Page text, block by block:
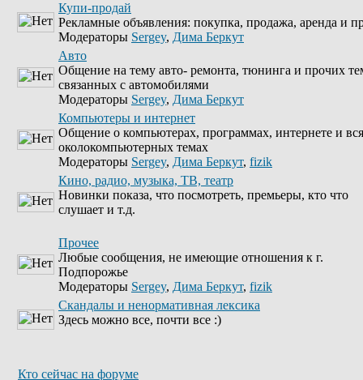
Купи-продай
Рекламные объявления: покупка, продажа, аренда и
Модераторы Sergey, Дима Беркут
Авто
Общение на тему авто- ремонта, тюнинга и прочих
связанных с автомобилями
Модераторы Sergey, Дима Беркут
Компьютеры и интернет
Общение о компьютерах, программах, интернете и
околокомпьютерных темах
Модераторы Sergey, Дима Беркут, fizik
Кино, радио, музыка, ТВ, театр
Новинки показа, что посмотреть, премьеры, кто что
слушает и т.д.
Прочее
Любые сообщения, не имеющие отношения к г.
Подпорожье
Модераторы Sergey, Дима Беркут, fizik
Скандалы и ненормативная лексика
Здесь можно все, почти все :)
Кто сейчас на форуме